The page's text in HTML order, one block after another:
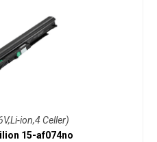
ion,4 Celler)
15-af074no